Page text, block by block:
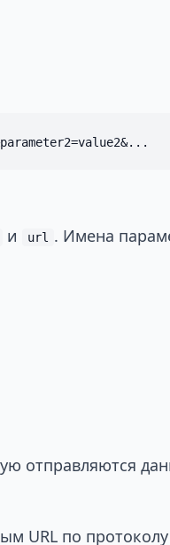
и url
. Имена
отправляются
URL по протоколу